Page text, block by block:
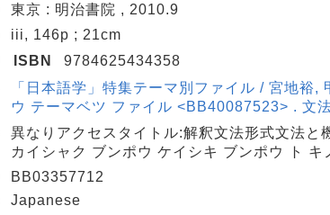
東京 : 明治書院 , 2010.9
iii, 146p ; 21cm
ISBN
9784625434358
「日本語学」特集テーマ別ファイル / 宮地裕,
ウ テーマベツ ファイル <BB40087523> . 文
異なりアクセスタイトル:解釈文法形式文法と
カイシャク ブンポウ ケイシキ ブンポウ ト キ
BB03357712
Japanese